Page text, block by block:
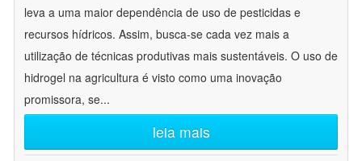
leva a uma maior dependência de uso de pesticidas e
recursos hídricos. Assim, busca-se cada vez mais a
utilização de técnicas produtivas mais sustentáveis. O uso de
hidrogel na agricultura é visto como uma inovação
promissora, se...
leia mais